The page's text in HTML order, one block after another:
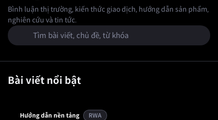
Bình luận thị trường, kiến thức giao dịch, hướng dẫn sản phẩm,
nghiên cứu và tin tức.
Bài viết nổi bật
Hướng dẫn nền tảng RWA